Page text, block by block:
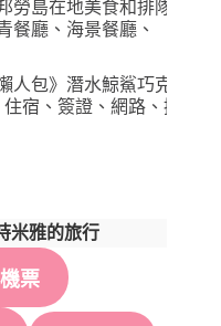
勞島在地美食和排隊
餐廳、海景餐廳、
人包》潛水鯨鯊巧克
宿、簽證、網路、換
米雅的旅行
票